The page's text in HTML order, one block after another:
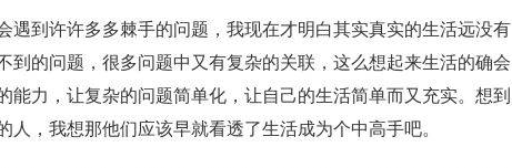
到许许多多棘手的问题，我现在才明白其实真实的生活远没有
到的问题，很多问题中又有复杂的关联，这么想起来生活的确会
能力，让复杂的问题简单化，让自己的生活简单而又充实。想到
，我想那他们应该早就看透了生活成为个中高手吧。